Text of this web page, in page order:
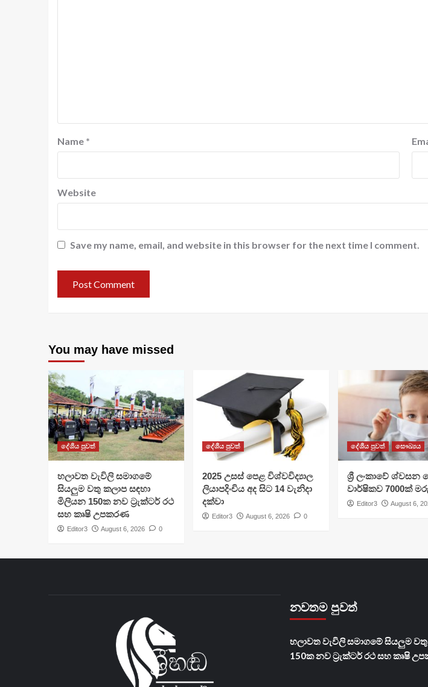
Name *
Website
Save my name, email, and website in this browser for the next time I comment.
You may have missed
දේශීය පුවත්
හලාවත වැවිලි සමාගමේ
සියලුම වතු කලාප සඳහා
මිලියන 150ක නව ට්‍රැක්ටර් රථ
සහ කෘෂි උපකරණ
Editor3 August 6, 2026 0
දේශීය පුවත්
​2025 උසස් පෙළ විශ්වවිද්‍යාල
ලියාපදිංචිය අද සිට 14 වැනිදා
දක්වා
Editor3 August 6, 2026 0
දේශීය පුවත් සෞඛ්‍යය
ශ්‍රී ලංකාවේ ශ්වසන
වාර්ෂිකව 7000ක්
Editor3 August 6,
නවතම පුවත්
හලාවත වැවිලි සමාගමේ සියලුම
150ක නව ට්‍රැක්ටර් රථ සහ කෘෂි